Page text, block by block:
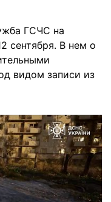
ГСЧС на
сентября. В нем о
видом записи из